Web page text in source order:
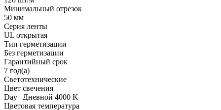
Минимальный отрезок
50 мм
Серия ленты
UL открытая
Тип герметизации
Без герметизации
Гарантийный срок
7 год(а)
Светотехнические
Цвет свечения
Day | Дневной 4000 K
Цветовая температура